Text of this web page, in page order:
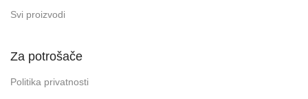
Svi proizvodi
Za potrošače
Politika privatnosti